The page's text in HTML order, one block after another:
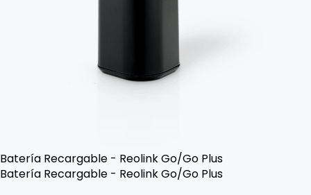
Batería Recargable - Reolink Go/Go Plus
Batería Recargable - Reolink Go/Go Plus